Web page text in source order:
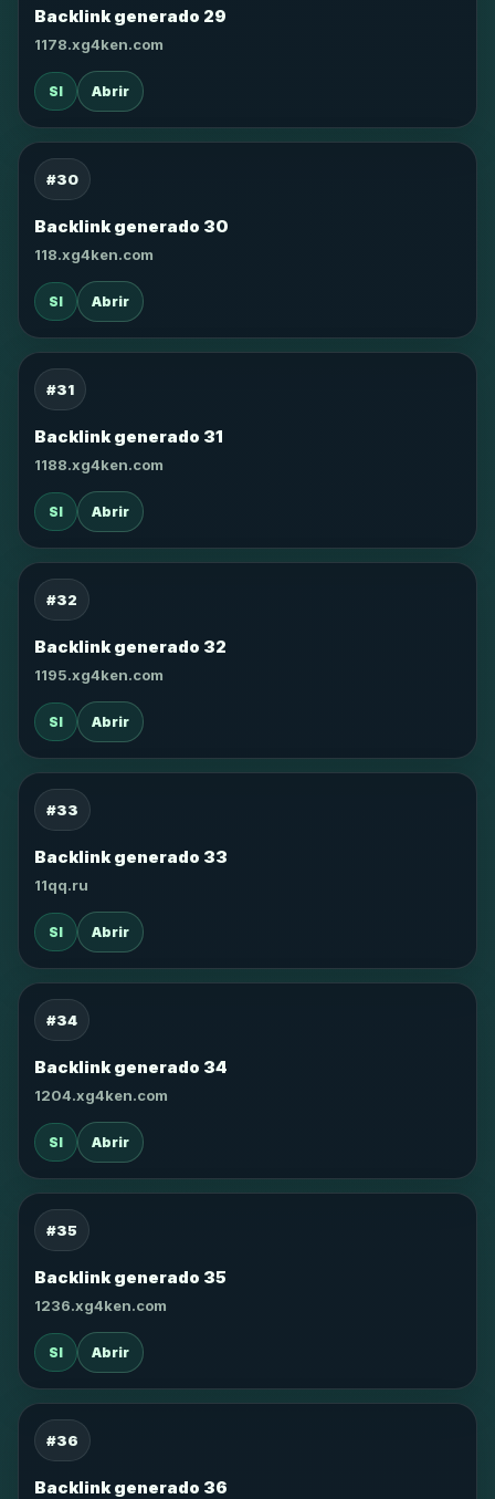
Backlink generado 29
1178.xg4ken.com
SI Abrir
#30
Backlink generado 30
118.xg4ken.com
SI Abrir
#31
Backlink generado 31
1188.xg4ken.com
SI Abrir
#32
Backlink generado 32
1195.xg4ken.com
SI Abrir
#33
Backlink generado 33
11qq.ru
SI Abrir
#34
Backlink generado 34
1204.xg4ken.com
SI Abrir
#35
Backlink generado 35
1236.xg4ken.com
SI Abrir
#36
Backlink generado 36